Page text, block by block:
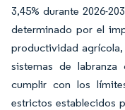
3,45% durante 2026-
determinado por el
productividad
sistemas de
cumplir con los
estrictos establecidos